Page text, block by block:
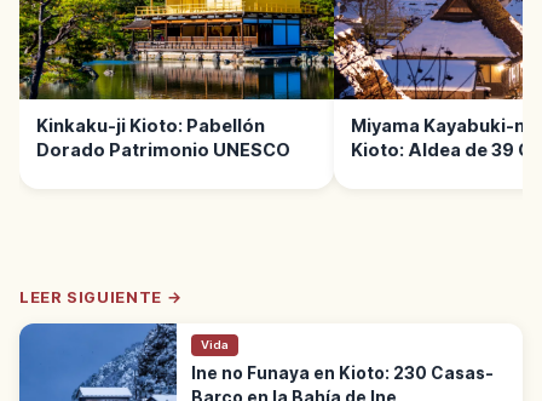
Kinkaku-ji Kioto: Pabellón
Dorado Patrimonio UNESCO
Miyama Kayabuki-
Kioto: Aldea de 39
LEER SIGUIENTE →
Vida
Ine no Funaya en Kioto: 230 Casas-